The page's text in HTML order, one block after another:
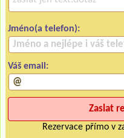
Jméno(a telefon):
Váš email:
Rezervace přímo v